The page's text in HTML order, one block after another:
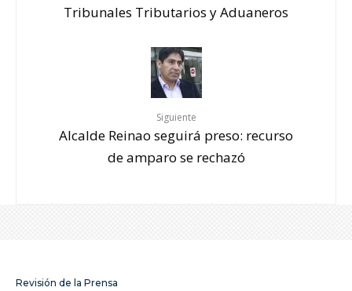
Tribunales Tributarios y Aduaneros
Siguiente
Alcalde Reinao seguirá preso: recurso
de amparo se rechazó
Revisión de la Prensa